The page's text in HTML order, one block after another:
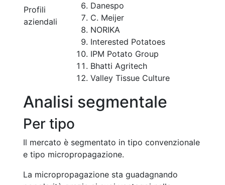
Profili
aziendali
Danespo
C. Meijer
NORIKA
Interested Potatoes
IPM Potato Group
Bhatti Agritech
Valley Tissue Culture
Analisi segmentale
Per tipo
Il mercato è segmentato in tipo convenzionale
e tipo micropropagazione.
La micropropagazione sta guadagnando